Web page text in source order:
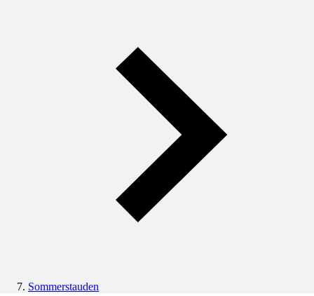
Sommerstauden